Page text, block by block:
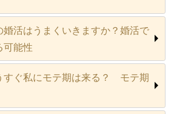
婚活はうまくいきますか？婚活で
可能性
すぐ私にモテ期は来る？ モテ期